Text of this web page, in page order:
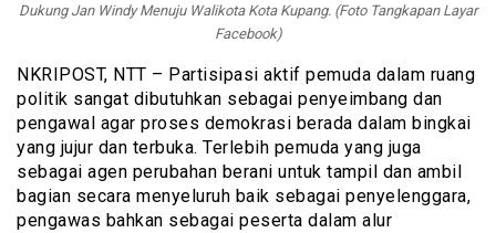
Dukung Jan Windy Menuju Walikota Kota Kupang. (Foto Tangkapan Layar
Facebook)
NKRIPOST, NTT – Partisipasi aktif pemuda dalam ruang
politik sangat dibutuhkan sebagai penyeimbang dan
pengawal agar proses demokrasi berada dalam bingkai
yang jujur dan terbuka. Terlebih pemuda yang juga
sebagai agen perubahan berani untuk tampil dan ambil
bagian secara menyeluruh baik sebagai penyelenggara,
pengawas bahkan sebagai peserta dalam alur